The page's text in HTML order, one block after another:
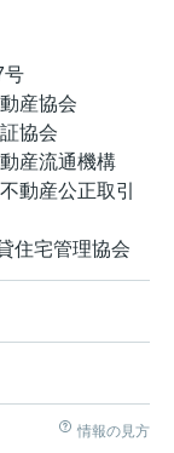
号
産協会
協会
産流通機構
動産公正取引
住宅管理協会
情報の見方